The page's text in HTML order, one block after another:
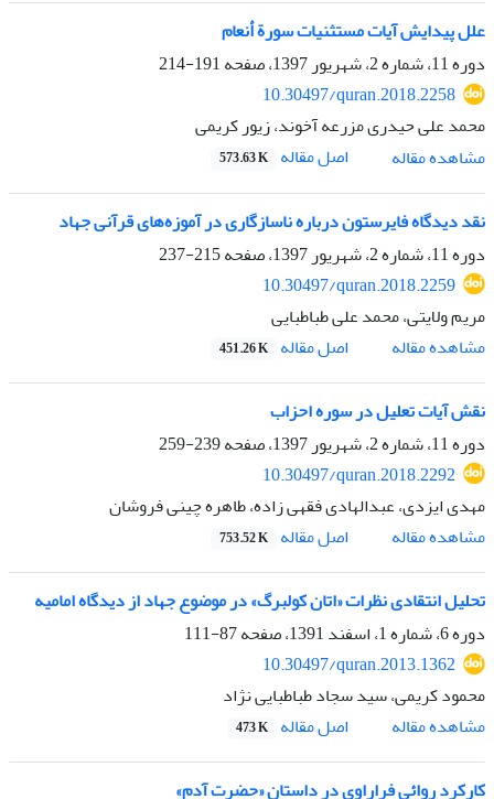
علل پیدایش آیات مستثنیات سورة أنعام
دوره 11، شماره 2، شهریور 1397، صفحه
191-214
10.30497/quran.2018.2258
محمد علی حیدری مزرعه آخوند، زیور کریمی
مشاهده مقاله
اصل مقاله 573.63 K
نقد دیدگاه فایرستون درباره ناسازگاری در آموزه‌های قرآنی جهاد
دوره 11، شماره 2، شهریور 1397، صفحه
215-237
10.30497/quran.2018.2259
مریم ولایتی، محمد علی طباطبایی
مشاهده مقاله
اصل مقاله 451.26 K
نقش آیات تعلیل در سوره احزاب
دوره 11، شماره 2، شهریور 1397، صفحه
239-259
10.30497/quran.2018.2292
مهدی ایزدی، عبدالهادی فقهی زاده، طاهره چینی فروشان
مشاهده مقاله
اصل مقاله 753.52 K
تحلیل انتقادی نظرات «اتان کولبرگ» در موضوع جهاد از دیدگاه امامیه
دوره 6، شماره 1، اسفند 1391، صفحه
87-111
10.30497/quran.2013.1362
محمود کریمی، سید سجاد طباطبایی نژاد
مشاهده مقاله
اصل مقاله 473 K
کارکرد روائی فراراوی در داستان «حضرت آدم» ‏